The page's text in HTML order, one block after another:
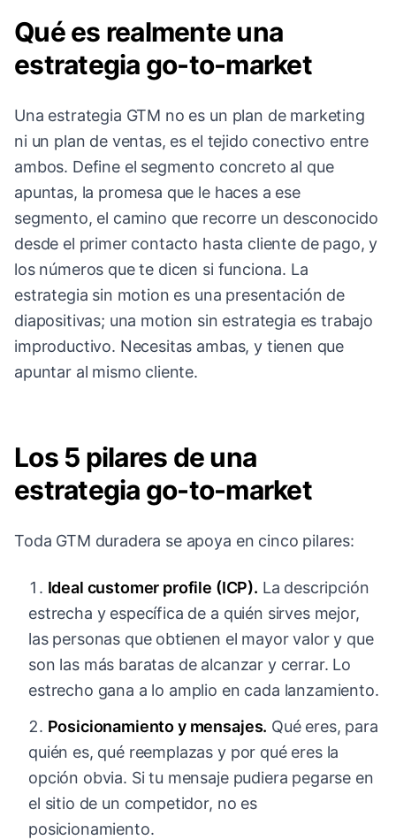
Qué es realmente una
estrategia go-to-market
Una estrategia GTM no es un plan de marketing
ni un plan de ventas, es el tejido conectivo entre
ambos. Define el segmento concreto al que
apuntas, la promesa que le haces a ese
segmento, el camino que recorre un desconocido
desde el primer contacto hasta cliente de pago, y
los números que te dicen si funciona. La
estrategia sin motion es una presentación de
diapositivas; una motion sin estrategia es trabajo
improductivo. Necesitas ambas, y tienen que
apuntar al mismo cliente.
Los 5 pilares de una
estrategia go-to-market
Toda GTM duradera se apoya en cinco pilares:
Ideal customer profile (ICP). La descripción
estrecha y específica de a quién sirves mejor,
las personas que obtienen el mayor valor y que
son las más baratas de alcanzar y cerrar. Lo
estrecho gana a lo amplio en cada lanzamiento.
Posicionamiento y mensajes. Qué eres, para
quién es, qué reemplazas y por qué eres la
opción obvia. Si tu mensaje pudiera pegarse en
el sitio de un competidor, no es
posicionamiento.